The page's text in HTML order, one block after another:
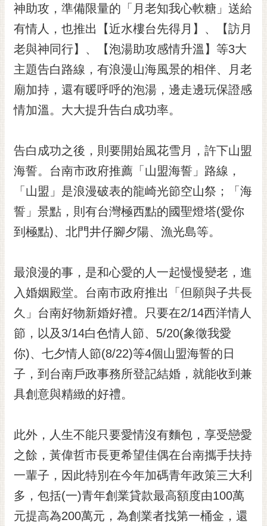
RSS
訂
閱
電
子
報
市
箱
English
本
私
權
及
安
全
政
策
網
資
放
宣
市
府
交
神助攻，準備限量的「月老知我心軟糖」送給
有情人，也推出【近水樓台先得月】、【訪月
老與神同行】、【泡湯助攻感情升溫】等3大
主題告白路線，有浪漫山海風景的相伴、月老
廟加持，還有暖呼呼的泡湯，邊走邊玩保證感
情加溫。大大提升告白成功率。
告白成功之後，則要開始風花雪月，許下山盟
海誓。台南市政府推薦「山盟海誓」路線，
「山盟」是浪漫破表的龍崎光節空山祭；「海
誓」景點，則有台灣極西點的國聖燈塔(愛你
到極點)、北門井仔腳夕陽、漁光島等。
最浪漫的事，是和心愛的人一起慢慢變老，進
入婚姻殿堂。台南市政府推出「但願與子共長
久」台南好物新婚好禮。只要在2/14西洋情人
節，以及3/14白色情人節、5/20(象徵我愛
你)、七夕情人節(8/22)等4個山盟海誓的日
子，到台南戶政事務所登記結婚，就能收到兼
具創意與精緻的好禮。
此外，人生不能只要愛情沒有麵包，享受戀愛
之餘，黃偉哲市長更希望佳偶在台南攜手扶持
一輩子，因此特別在今年加碼青年政策三大利
多，包括(一)青年創業貸款最高額度由100萬
元提高為200萬元，為創業者找第一桶金，還